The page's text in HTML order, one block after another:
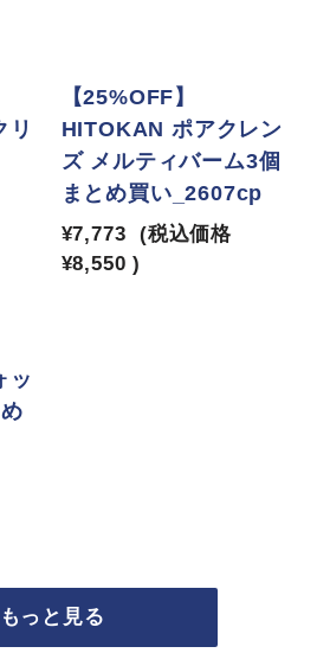
リ
【25%OFF】
HITOKAN ポアクレン
ズ メルティバーム3個
まとめ買い_2607cp
¥7,773
(税込価格
¥8,550 )
ッ
もっと見る